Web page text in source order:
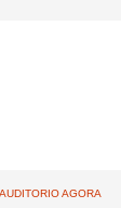
AGORA